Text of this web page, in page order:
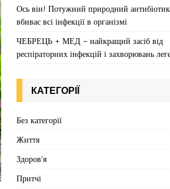
Ось він! Потужний природний
вбиває всі інфекції в організмі
ЧЕБРЕЦЬ + МЕД – найкращий засіб від
респіраторних інфекцій і захворювань
КАТЕГОРІЇ
Без категорії
Життя
Здоров'я
Притчі